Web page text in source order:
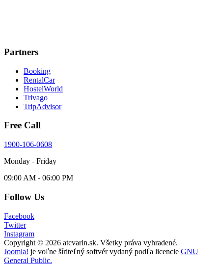
Partners
Booking
RentalCar
HostelWorld
Trivago
TripAdvisor
Free Call
1900-106-0608
Monday - Friday
09:00 AM - 06:00 PM
Follow Us
Facebook
Twitter
Instagram
Copyright © 2026 atcvarin.sk. Všetky práva vyhradené.
Joomla! je voľne šíriteľný softvér vydaný podľa licencie GNU
General Public.